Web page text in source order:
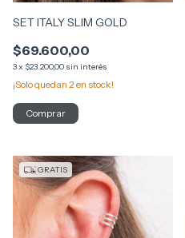
SET ITALY SLIM GOLD
$69.600,00
3x $23.200,00 sin interés
¡Solo quedan 2en stock!
GRATIS